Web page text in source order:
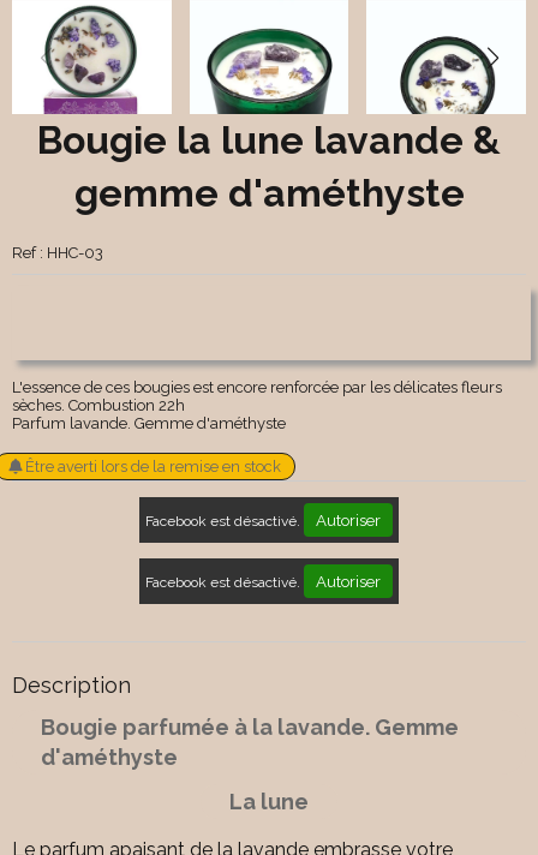
Bougie la lune lavande &
gemme d'améthyste
Ref : HHC-03
L'essence de ces bougies est encore renforcée par les délicates fleurs
sèches. Combustion 22h
Parfum lavande. Gemme d'améthyste
Être averti lors de la remise en stock
Facebook est désactivé. Autoriser
Facebook est désactivé. Autoriser
Description
Bougie parfumée à la lavande. Gemme
d'améthyste
La lune
Le parfum apaisant de la lavande embrasse votre